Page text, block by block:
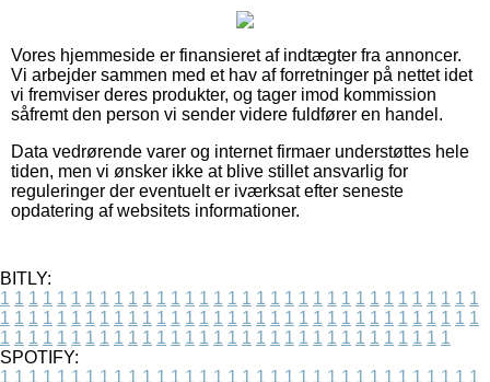
Vores hjemmeside er finansieret af indtægter fra annoncer.
Vi arbejder sammen med et hav af forretninger på nettet idet
vi fremviser deres produkter, og tager imod kommission
såfremt den person vi sender videre fuldfører en handel.
Data vedrørende varer og internet firmaer understøttes hele
tiden, men vi ønsker ikke at blive stillet ansvarlig for
reguleringer der eventuelt er iværksat efter seneste
opdatering af websitets informationer.
BITLY:
1 1 1 1 1 1 1 1 1 1 1 1 1 1 1 1 1 1 1 1 1 1 1 1 1 1 1 1 1 1 1 1 1 1
1 1 1 1 1 1 1 1 1 1 1 1 1 1 1 1 1 1 1 1 1 1 1 1 1 1 1 1 1 1 1 1 1 1
1 1 1 1 1 1 1 1 1 1 1 1 1 1 1 1 1 1 1 1 1 1 1 1 1 1 1 1 1 1 1 1
SPOTIFY:
1 1 1 1 1 1 1 1 1 1 1 1 1 1 1 1 1 1 1 1 1 1 1 1 1 1 1 1 1 1 1 1 1 1